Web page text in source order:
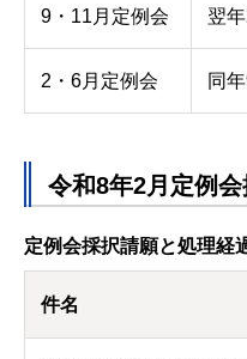
9・11月定例会 翌
2・6月定例会 同
令和8年2月定例
定例会採択請願と処理経
件名